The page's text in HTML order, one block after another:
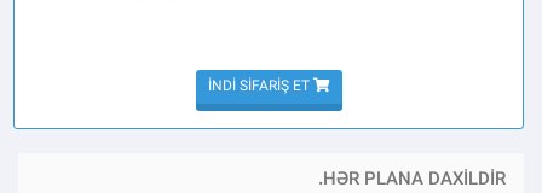
İNDI SIFARIŞ ET
HƏR PLANA DAXILDIR.